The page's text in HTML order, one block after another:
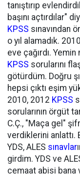
tanıştırıp
başını açtırdılar"
KPSS sınavından
o yıl alamadık. 2010
eve çağırdı.
KPSS sorularını
götürdüm. Doğru
hepsi çıktı eşim
2010, 2012 KPSS
sorularının örgüt
C.Ç., "Maça gel"
verdiklerini anlattı.
YDS, ALES sınavlar
girdim. YDS ve
cemaat abisi bana